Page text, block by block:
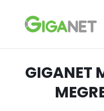
GIGANET